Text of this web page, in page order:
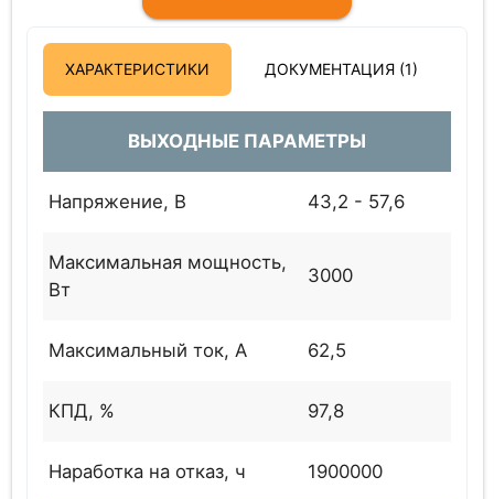
ЗАПРОС
ХАРАКТЕРИСТИКИ ДОКУМЕНТАЦИЯ (1)
ВЫХОДНЫЕ ПАРАМЕТРЫ
Напряжение, В 43,2 - 57,6
Максимальная мощность,
Вт
3000
Максимальный ток, А 62,5
КПД, % 97,8
Наработка на отказ, ч 1900000